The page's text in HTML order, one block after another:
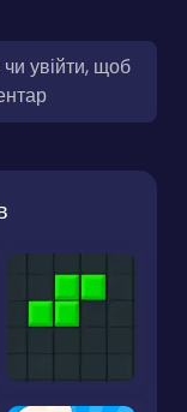
увійти, щоб